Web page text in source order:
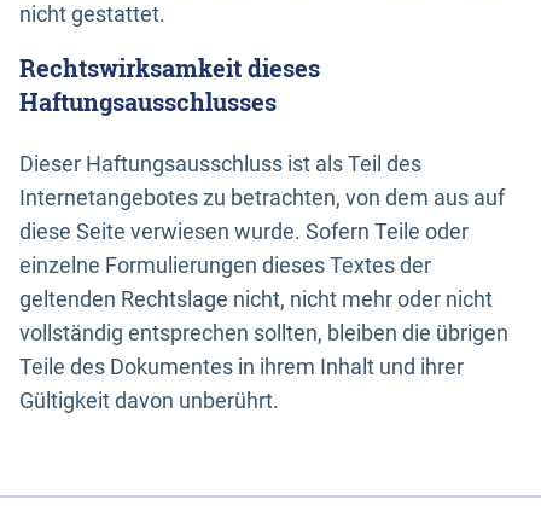
nicht gestattet.
Rechtswirksamkeit dieses
Haftungsausschlusses
Dieser Haftungsausschluss ist als Teil des
Internetangebotes zu betrachten, von dem aus auf
diese Seite verwiesen wurde. Sofern Teile oder
einzelne Formulierungen dieses Textes der
geltenden Rechtslage nicht, nicht mehr oder nicht
vollständig entsprechen sollten, bleiben die übrigen
Teile des Dokumentes in ihrem Inhalt und ihrer
Gültigkeit davon unberührt.